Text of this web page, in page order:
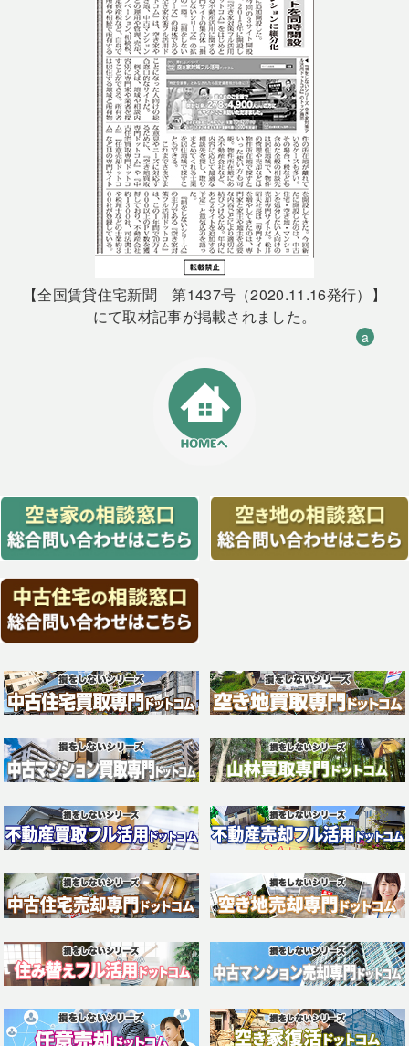
【全国賃貸住宅新聞 第1437号（2020.11.16発行）】
にて取材記事が掲載されました。
a